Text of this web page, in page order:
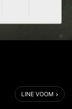
LINE VOOM